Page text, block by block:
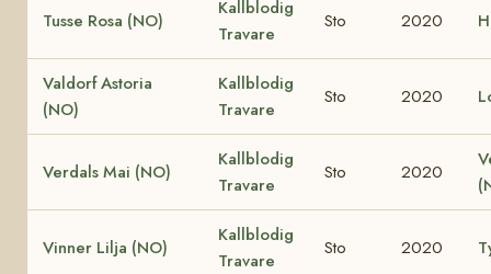
Tusse Rosa (NO)
Kallblodig
Travare
Sto 2020
Valdorf Astoria
(NO)
Kallblodig
Travare
Sto 2020
Verdals Mai (NO)
Kallblodig
Travare
Sto 2020
Vinner Lilja (NO)
Kallblodig
Travare
Sto 2020